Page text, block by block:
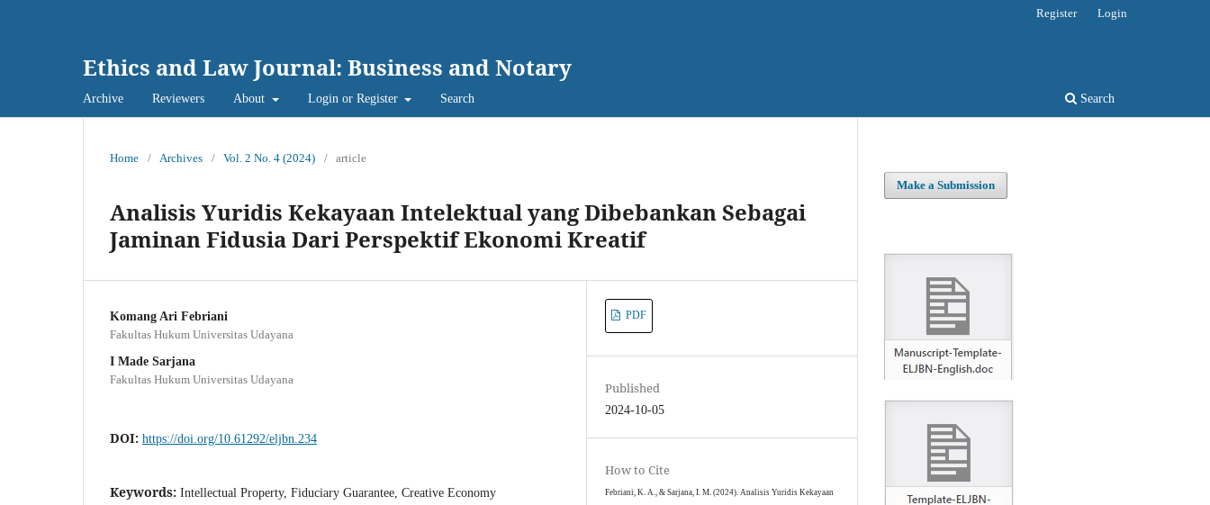
Ethics and Law Journal: Business and Notary
Archive Reviewers About Login or Register Search Search
Register Login
Home / Archives / Vol. 2 No. 4 (2024) / article
Analisis Yuridis Kekayaan Intelektual yang Dibebankan Sebagai
Jaminan Fidusia Dari Perspektif Ekonomi Kreatif
Komang Ari Febriani
Fakultas Hukum Universitas Udayana
I Made Sarjana
Fakultas Hukum Universitas Udayana
DOI: https://doi.org/10.61292/eljbn.234
Keywords: Intellectual Property, Fiduciary Guarantee, Creative Economy
PDF
Published
2024-10-05
How to Cite
Febriani, K. A., & Sarjana, I. M. (2024). Analisis Yuridis Kekayaan
Make a Submission